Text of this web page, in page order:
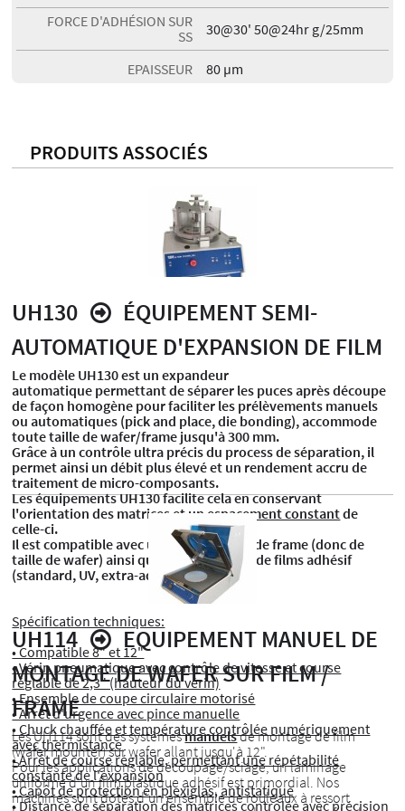
FORCE D'ADHÉSION SUR
SS
30@30' 50@24hr g/25mm
EPAISSEUR 80 µm
PRODUITS ASSOCIÉS
UH130
ÉQUIPEMENT SEMI-
AUTOMATIQUE D'EXPANSION DE FILM
Le modèle UH130 est un expandeur
automatique permettant de séparer les puces après découpe
de façon homogène pour faciliter les prélèvements manuels
ou automatiques (pick and place, die bonding), accommode
toute taille de wafer/frame jusqu'à 300 mm.
Grâce à un contrôle ultra précis du process de séparation, il
permet ainsi un débit plus élevé et un rendement accru de
traitement de micro-composants.
Les équipements UH130 facilite cela en conservant
l'orientation des matrices et un espacement constantde
celle-ci.
Il est compatible avec une large gamme de frame (donc de
taille de wafer) ainsi qu'avec tous types de films adhésif
(standard, UV, extra-adhérant etc..)
Spécification techniques:
• Compatible 8" et 12"
• Vérin pneumatique avec contrôle de vitesse et course
réglable de 2,3" (hauteur du vérin)
• Ensemble de coupe circulaire motorisé
• Arrêt d'urgence avec pince manuelle
• Chuck chauffée et température contrôlée numériquement
avec thermistance
• Arrêt de course réglable, permettant une répétabilité
constante de l'expansion
• Capôt de protection en plexiglas, antistatique
• Distance de séparation des matrices contrôlée avec précision
UH114
EQUIPEMENT MANUEL DE
MONTAGE DE WAFER SUR FILM /
FRAME
Les UH114 sont des systèmesmanuelsde montage de film
(wafer mounter) sur wafer allant jusqu'à 12".
Pour les applications de découpage/sciage, un laminage
uniforme d'un film plastique adhésif est primordial. Nos
machines sont dotés d'un ensemble de rouleaux à ressort